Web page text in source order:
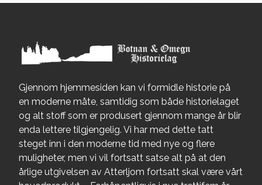
Gjennom hjemmesiden kan vi formidle historie på
en moderne måte, samtidig som både historielaget
og alt stoff som er produsert gjennom mange år blir
enda lettere tilgjengelig. Vi har med dette tatt
steget inn i den moderne tid med nye og flere
muligheter, men vi vil fortsatt satse alt på at den
årlige utgivelsen av Atterljom fortsatt skal være vårt